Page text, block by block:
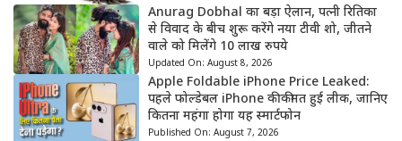
Anurag Dobhal का बड़ा ऐलान, पत्नी रितिका
से विवाद के बीच शुरू करेंगे नया टीवी शो, जीतने
वाले को मिलेंगे 10 लाख रुपये
Updated On: August 8, 2026
Apple Foldable iPhone Price Leaked:
पहले फोल्डेबल iPhone की कीमत हुई लीक, जानिए
कितना महंगा होगा यह स्मार्टफोन
Published On: August 7, 2026